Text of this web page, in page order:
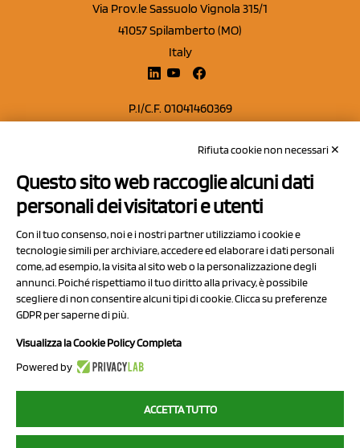
Via Prov.le Sassuolo Vignola 315/1
41057 Spilamberto (MO)
Italy
P.I/C.F. 01041460369
Capitale sociale Euro 50.000,00 i.v.
Contatti
Privacy Policy
Cookie Policy
Chi Siamo
2023 NCX Drahorad srl - All rights reserved
myfruit.it è parte del network diNCX DRAHORAD
Rifiuta cookie non necessari ✕
Questo sito web raccoglie alcuni dati
personali dei visitatori e utenti
Con il tuo consenso, noi e i nostri partner utilizziamo i cookie e
tecnologie simili per archiviare, accedere ed elaborare i dati personali
come, ad esempio, la visita al sito web o la personalizzazione degli
annunci. Poiché rispettiamo il tuo diritto alla privacy, è possibile
scegliere di non consentire alcuni tipi di cookie. Clicca su preferenze
GDPR per saperne di più.
Visualizza la Cookie Policy Completa
Powered by
ACCETTA TUTTO